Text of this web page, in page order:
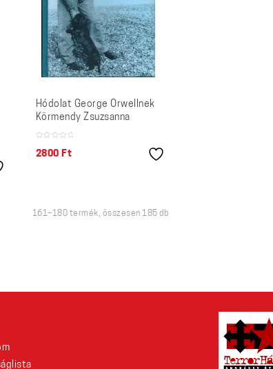
Hódolat George Orwellnek
Körmendy Zsuzsanna
2800 Ft
161–180 termék, összesen 185 dbSorted